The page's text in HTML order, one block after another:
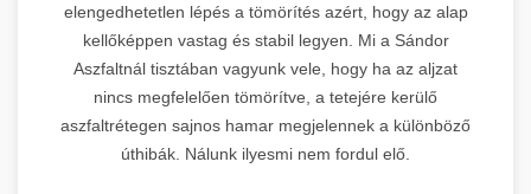
elengedhetetlen lépés a tömörítés azért, hogy az alap
kellőképpen vastag és stabil legyen. Mi a Sándor
Aszfaltnál tisztában vagyunk vele, hogy ha az aljzat
nincs megfelelően tömörítve, a tetejére kerülő
aszfaltrétegen sajnos hamar megjelennek a különböző
úthibák. Nálunk ilyesmi nem fordul elő.